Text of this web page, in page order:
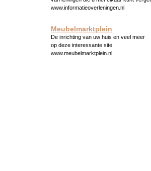
www.informatieoverleningen.nl
Meubelmarktplein
De inrichting van uw huis en veel meer
op deze interessante site.
www.meubelmarktplein.nl